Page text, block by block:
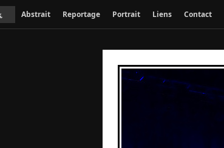
Abstrait Reportage Portrait Liens Contact